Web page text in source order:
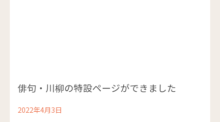
俳句・川柳の特設ページができました
2022年4月3日